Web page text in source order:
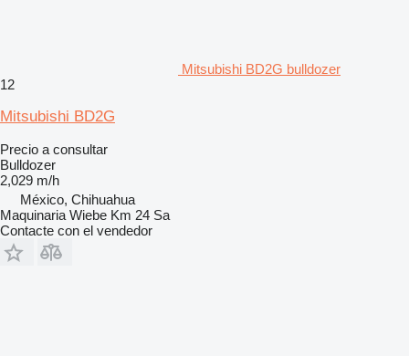
Mitsubishi BD2G bulldozer
12
Mitsubishi BD2G
Precio a consultar
Bulldozer
2,029 m/h
México, Chihuahua
Maquinaria Wiebe Km 24 Sa
Contacte con el vendedor